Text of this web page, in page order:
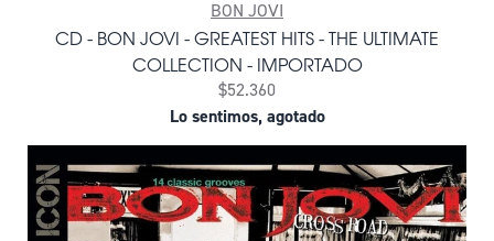
BON JOVI
CD - BON JOVI - GREATEST HITS - THE ULTIMATE
COLLECTION - IMPORTADO
$52.360
Lo sentimos, agotado